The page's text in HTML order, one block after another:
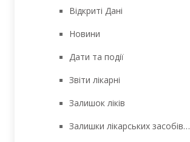
Відкриті Дані
Новини
Дати та події
Звіти лікарні
Залишок ліків
Залишки лікарських засобів…